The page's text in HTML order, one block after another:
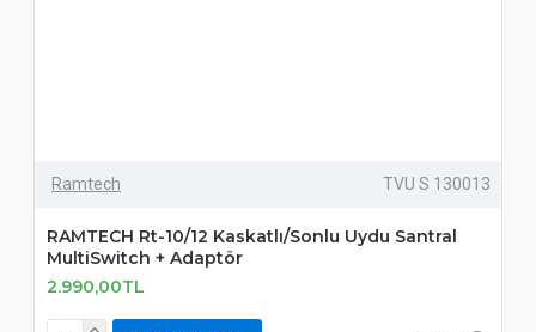
Ramtech TVU S 130013
RAMTECH Rt-10/12 Kaskatlı/Sonlu Uydu Santral
MultiSwitch + Adaptör
2.990,00TL